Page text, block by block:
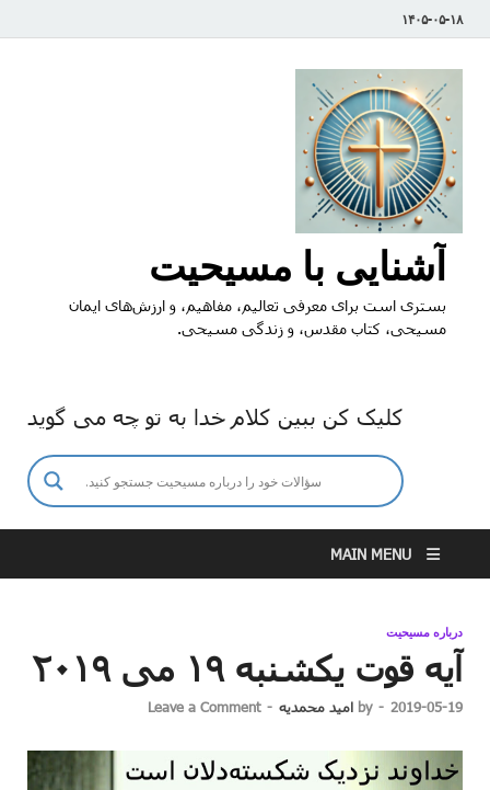
۱۴۰۵-۰۵-۱۸
آشنایی با مسیحیت
بستری است برای معرفی تعالیم، مفاهیم، و ارزش‌های ایمان
مسیحی، کتاب مقدس، و زندگی مسیحی.
کلیک کن ببین کلام خدا به تو چه می گوید
MAIN MENU
درباره مسیحیت
آیه قوت یکشنبه ۱۹ می ۲۰۱۹
2019-05-19
-
by امید محمدیه -
Leave a Comment